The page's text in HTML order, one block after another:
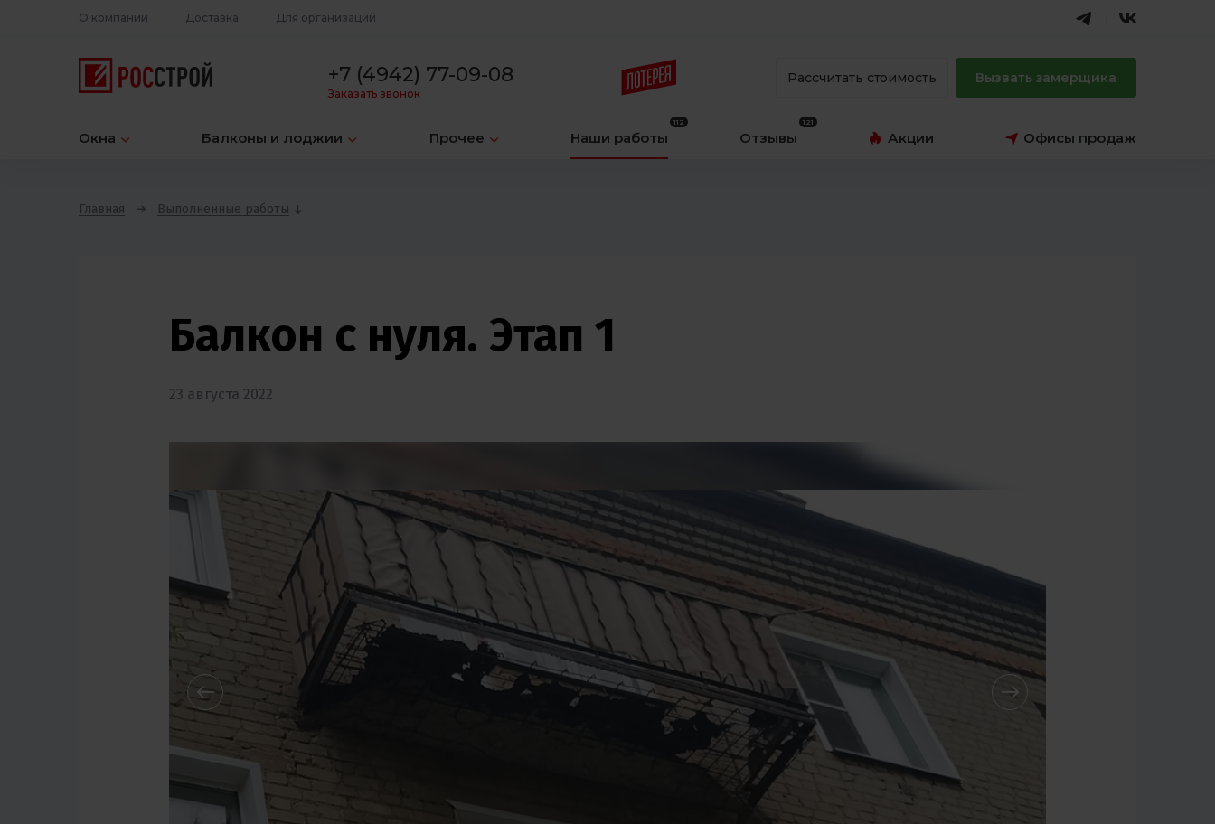
+7 (4942) 77-09-08
Заказать звонок
Рассчитать стоимость Вызвать замерщика
Окна Балконы и лоджии Прочее Наши работы Отзывы Акции Офисы продаж
О компании Доставка Для организаций
Главная Выполненные работы
Балкон с нуля. Этап 1
23 августа 2022